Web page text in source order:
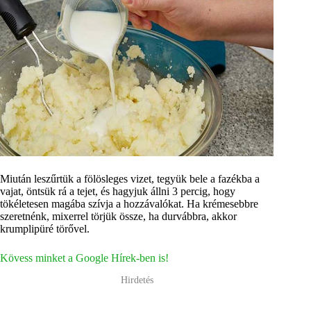
Miután leszűrtük a fölösleges vizet, tegyük bele a fazékba a
vajat, öntsük rá a tejet, és hagyjuk állni 3 percig, hogy
tökéletesen magába szívja a hozzávalókat. Ha krémesebbre
szeretnénk, mixerrel törjük össze, ha durvábbra, akkor
krumplipüré törővel.
Kövess minket a Google Hírek-ben is!
Hirdetés